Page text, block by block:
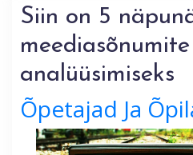
Siin on 5
meediasõnumite
analüüsimiseks
Õpetajad Ja